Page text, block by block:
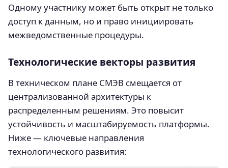
Одному участнику может быть открыт не только
доступ к данным, но и право инициировать
межведомственные процедуры.
Технологические векторы развития
В техническом плане СМЭВ смещается от
централизованной архитектуры к
распределенным решениям. Это повысит
устойчивость и масштабируемость платформы.
Ниже — ключевые направления
технологического развития: